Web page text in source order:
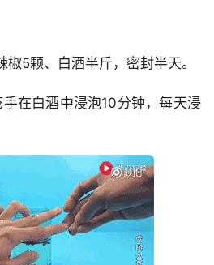
椒5颗、白酒半斤，密封半天。
在白酒中浸泡10分钟，每天浸